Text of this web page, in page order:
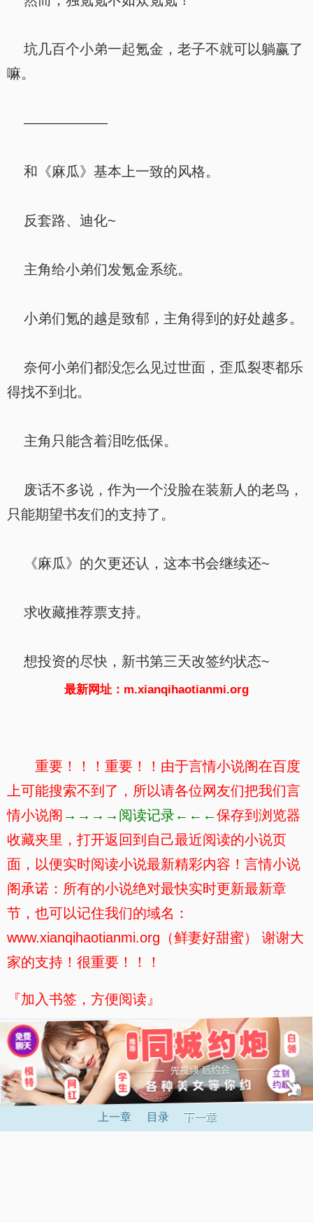
坑几百个小弟一起氪金，老子不就可以躺赢了
嘛。
——————
和《麻瓜》基本上一致的风格。
反套路、迪化~
主角给小弟们发氪金系统。
小弟们氪的越是致郁，主角得到的好处越多。
奈何小弟们都没怎么见过世面，歪瓜裂枣都乐
得找不到北。
主角只能含着泪吃低保。
废话不多说，作为一个没脸在装新人的老鸟，
只能期望书友们的支持了。
《麻瓜》的欠更还认，这本书会继续还~
求收藏推荐票支持。
想投资的尽快，新书第三天改签约状态~
最新网址：m.xianqihaotianmi.org
重要！！！重要！！由于言情小说阁在百度
上可能搜索不到了，所以请各位网友们把我们言
情小说阁 →→→→阅读记录←←←保存到浏览器
收藏夹里，打开返回到自己最近阅读的小说页
面，以便实时阅读小说最新精彩内容！言情小说
阁承诺：所有的小说绝对最快实时更新最新章
节，也可以记住我们的域名：
www.xianqihaotianmi.org（鲜妻好甜蜜） 谢谢大
家的支持！很重要！！！
『加入书签，方便阅读』
上一章 目录 下一章